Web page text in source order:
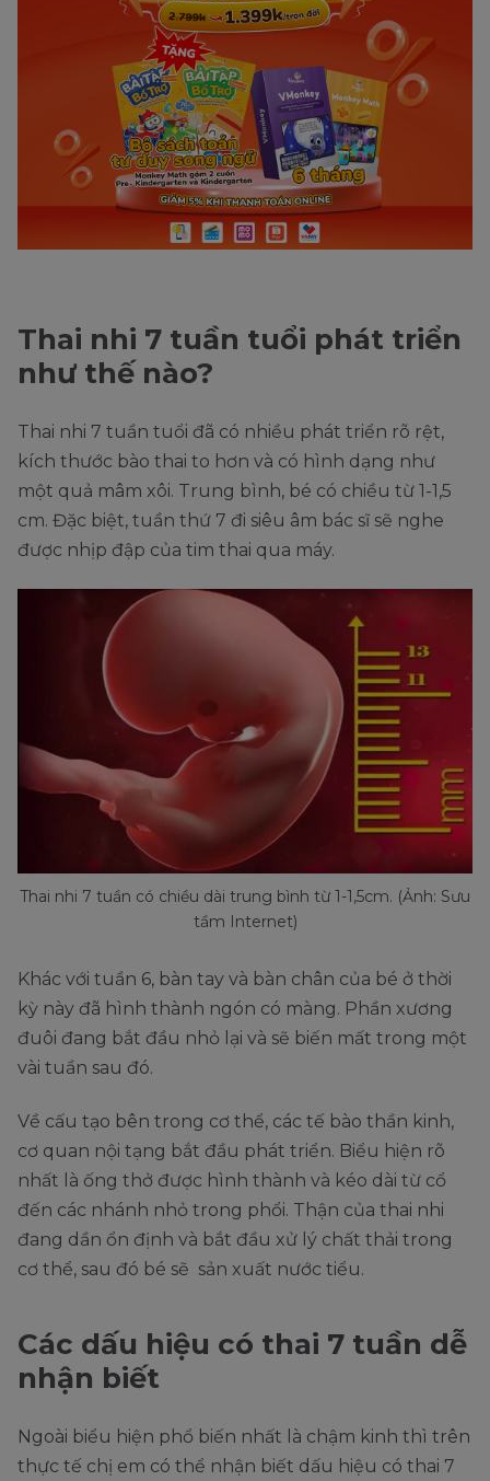
Thai nhi 7 tuần tuổi phát triển
như thế nào?
Thai nhi 7 tuần tuổi đã có nhiều phát triển rõ rệt,
kích thước bào thai to hơn và có hình dạng như
một quả mâm xôi. Trung bình, bé có chiều từ 1-1,5
cm. Đặc biệt, tuần thứ 7 đi siêu âm bác sĩ sẽ nghe
được nhịp đập của tim thai qua máy.
Thai nhi 7 tuần có chiều dài trung bình từ 1-1,5cm. (Ảnh: Sưu
tầm Internet)
Khác với tuần 6, bàn tay và bàn chân của bé ở thời
kỳ này đã hình thành ngón có màng. Phần xương
đuôi đang bắt đầu nhỏ lại và sẽ biến mất trong một
vài tuần sau đó.
Về cấu tạo bên trong cơ thể, các tế bào thần kinh,
cơ quan nội tạng bắt đầu phát triển. Biểu hiện rõ
nhất là ống thở được hình thành và kéo dài từ cổ
đến các nhánh nhỏ trong phổi. Thận của thai nhi
đang dần ổn định và bắt đầu xử lý chất thải trong
cơ thể, sau đó bé sẽ sản xuất nước tiểu.
Các dấu hiệu có thai 7 tuần dễ
nhận biết
Ngoài biểu hiện phổ biến nhất là chậm kinh thì trên
thực tế chị em có thể nhận biết dấu hiệu có thai 7